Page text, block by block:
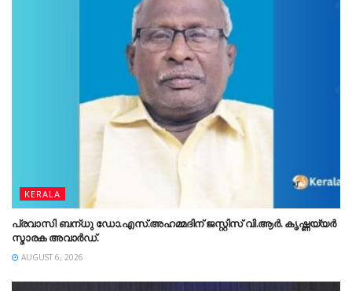
KERALA
പ്രവാസി ബന്‌ധു ഡോ.എസ്.അഹമ്മദിന് ജസ്റ്റിസ് വി.ആർ. കൃഷ്ണയ്യർ
സ്മാരക അവാർഡ്.
AUGUST 6, 2026